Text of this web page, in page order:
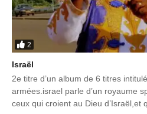
2
Israël
2e titre d’un album de 6 titres
armées.israel parle d’un royaume
ceux qui croient au Dieu d’Israël,et